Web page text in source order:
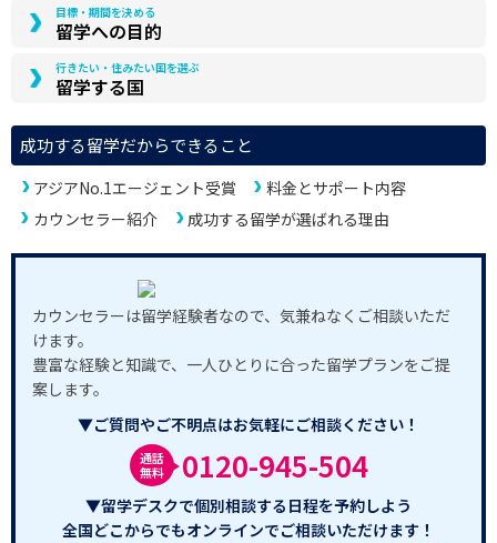
目標・期間を決める
留学への目的
行きたい・住みたい国を選ぶ
留学する国
成功する留学だからできること
アジアNo.1エージェント受賞
料金とサポート内容
カウンセラー紹介
成功する留学が選ばれる理由
カウンセラーは留学経験者なので、気兼ねなくご相談いただ
けます。
豊富な経験と知識で、一人ひとりに合った留学プランをご提
案します。
▼ご質問やご不明点はお気軽にご相談ください！
通話
無料
0120-945-504
▼留学デスクで個別相談する日程を予約しよう
全国どこからでもオンラインでご相談いただけます！